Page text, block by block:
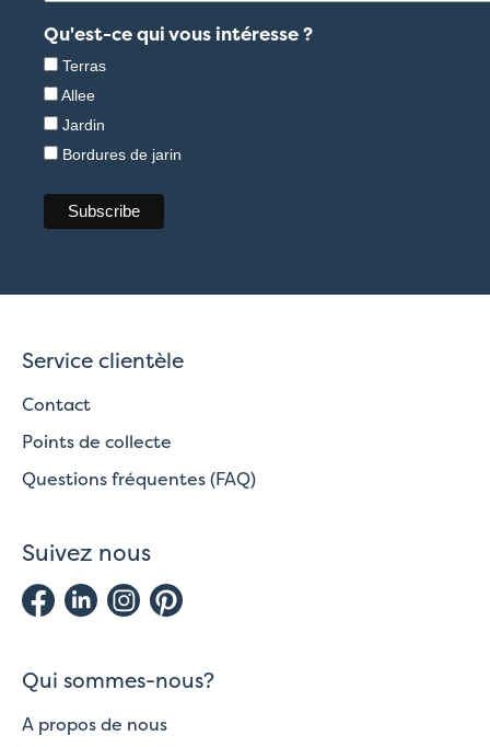
Qu'est-ce qui vous intéresse ?
Terras
Allee
Jardin
Bordures de jarin
Service clientèle
Contact
Points de collecte
Questions fréquentes (FAQ)
Suivez nous
Qui sommes-nous?
A propos de nous